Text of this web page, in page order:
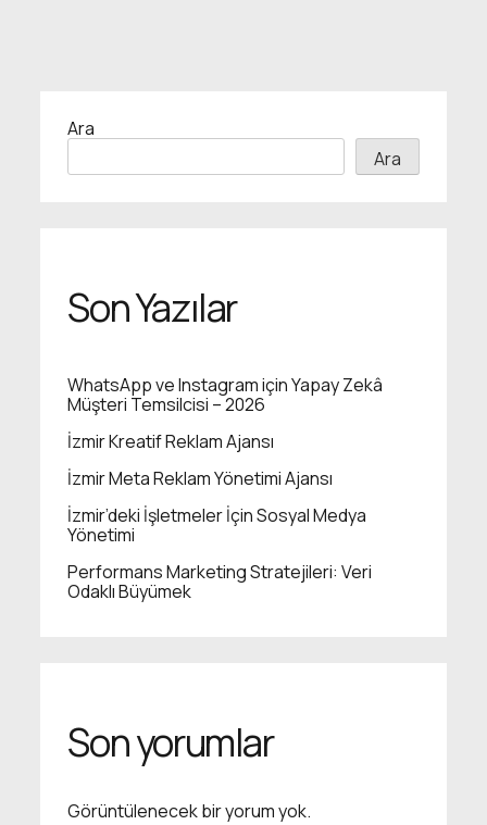
Ara
Ara
Son Yazılar
WhatsApp ve Instagram için Yapay Zekâ
Müşteri Temsilcisi – 2026
İzmir Kreatif Reklam Ajansı
İzmir Meta Reklam Yönetimi Ajansı
İzmir’deki İşletmeler İçin Sosyal Medya
Yönetimi
Performans Marketing Stratejileri: Veri
Odaklı Büyümek
Son yorumlar
Görüntülenecek bir yorum yok.